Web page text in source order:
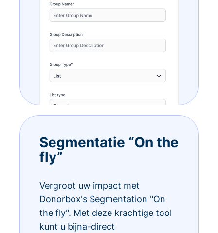
Segmentatie “On the
fly”
Vergroot uw impact met
Donorbox's Segmentation "On
the fly". Met deze krachtige tool
kunt u bijna-direct